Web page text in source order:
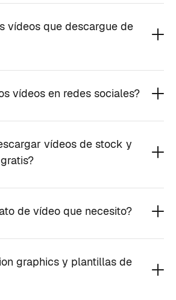
vídeos que descargue de
vídeos en redes sociales?
vídeos de stock y
de vídeo que necesito?
graphics y plantillas de